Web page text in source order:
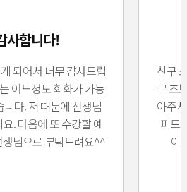
사합니다!
되어서 너무 감사드립
어느정도 회화가 가능
다. 저 때문에 선생님
. 다음에 또 수강할 예
님으로 부탁드려요^^
친구
무 초
아주
피드
이